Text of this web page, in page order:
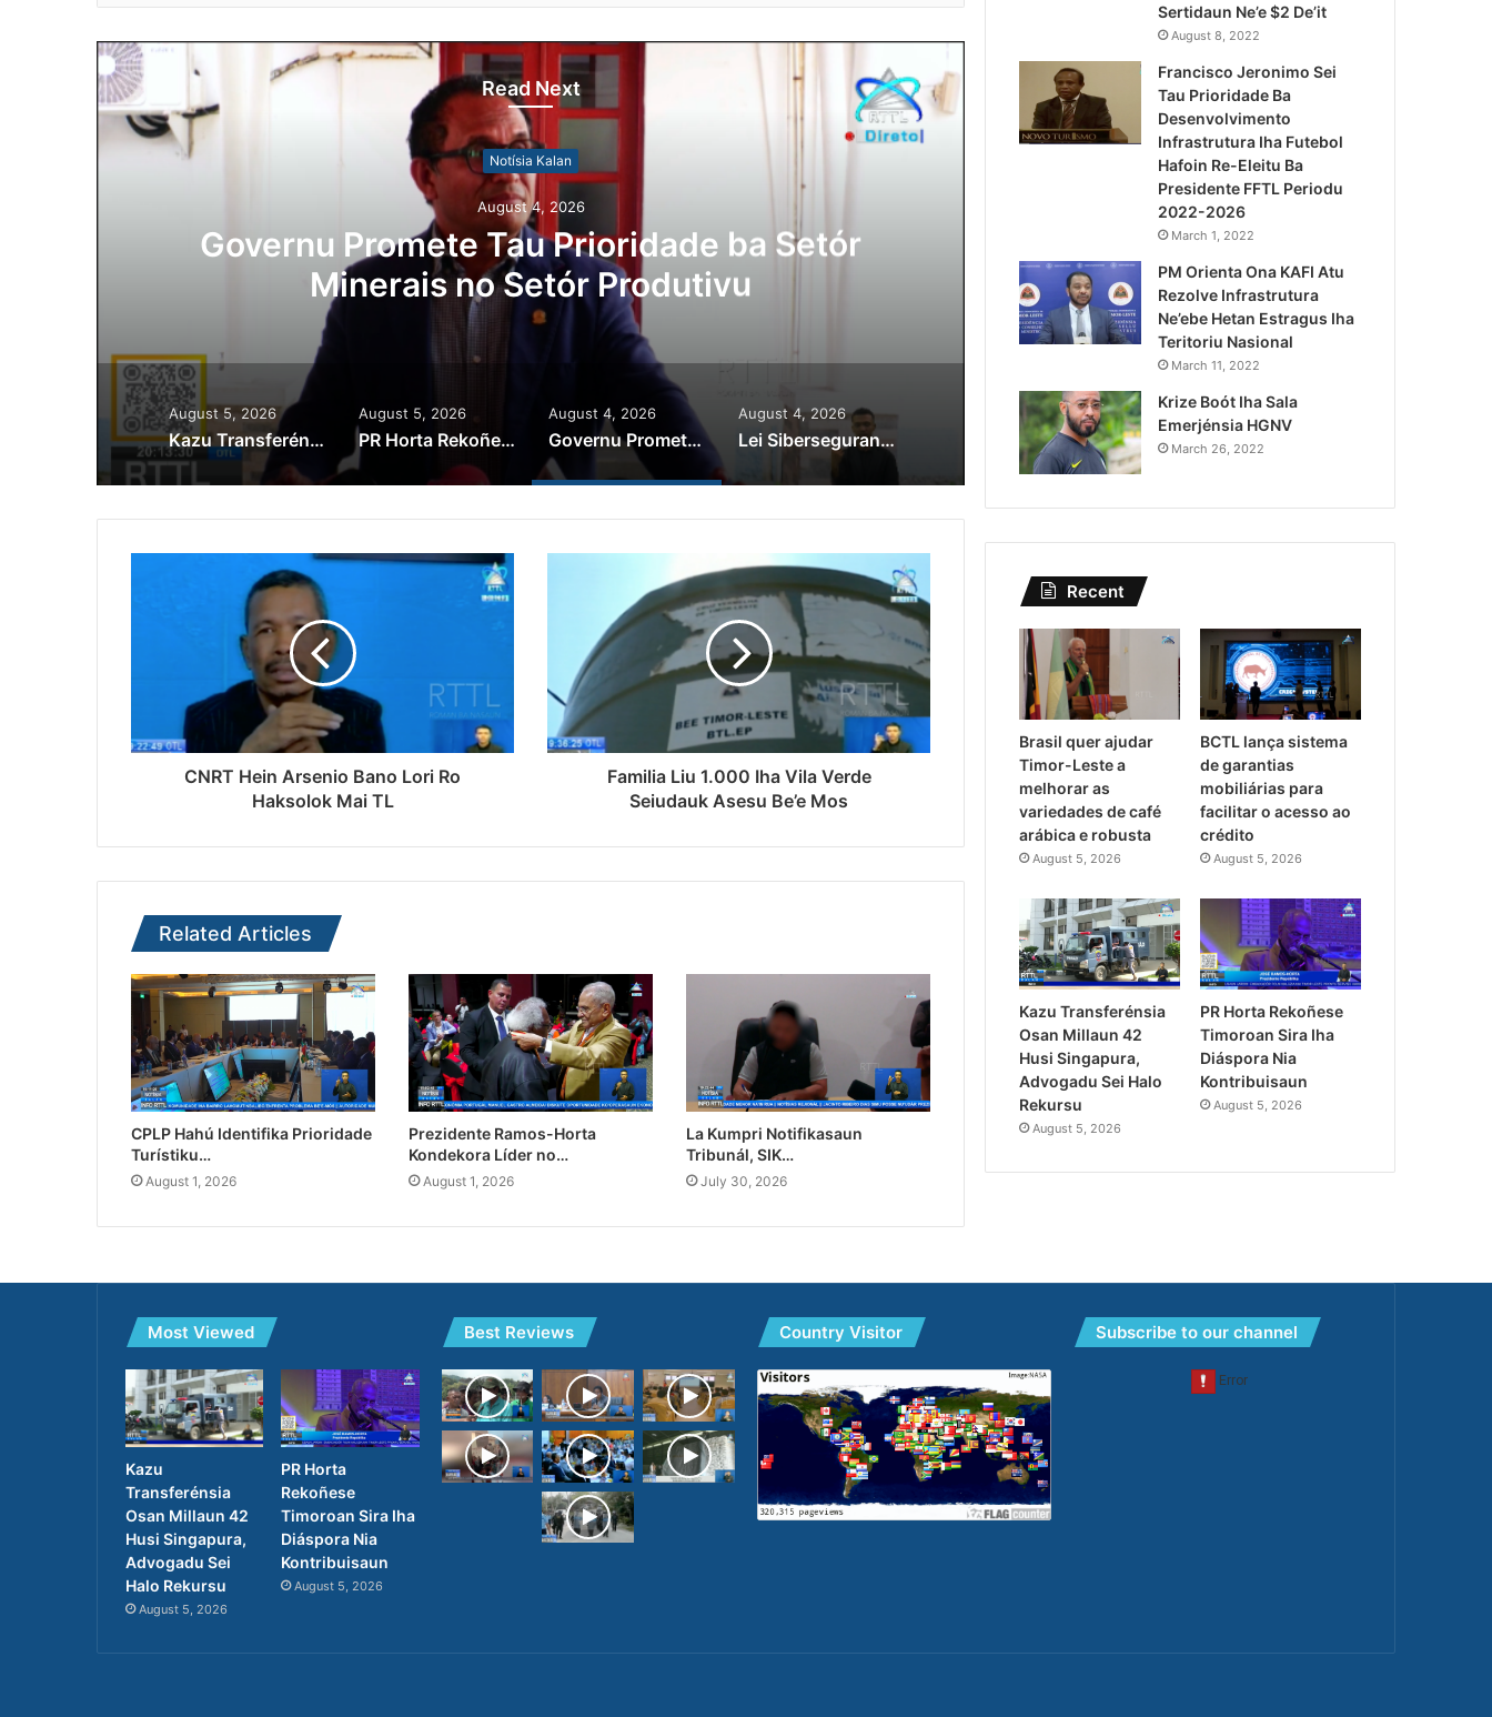
Read Next
Notísia Kalan
August 4, 2026
Lei Siberseguransa Ajuda Autoridade Polisiál
Kaptura Autór Kriminozu ho Paradeiru Iha
Estranjeiru
Kazu Transferénsia
Singapura, Advogadu
August 5, 2026
Kazu Transferénsia Osan Millaun 42 Husi Singapura, Advogadu Sei Halo Rekursu
August 5, 2026
PR Horta Rekoñese Timoroan Sira Iha Diáspora Nia Kontribuisaun
August 4, 2026
Governu Promete Tau Prioridade ba Setór Minerais no Setór Produtivu
August 4, 2026
Lei Siberseguransa Ajuda Autoridade Polisiál Kaptura Autór Kriminozu ho Paradeiru Iha Estranjeiru
CNRT Hein Arsenio Bano Lori Ro
Haksolok Mai TL
Familia Liu 1.000 Iha Vila Verde
Seiudauk Asesu Be’e Mos
Related Articles
CPLP Hahú Identifika Prioridade
Turístiku…
August 1, 2026
Prezidente Ramos-Horta
Kondekora Líder no…
August 1, 2026
La Kumpri Notifikasaun
Tribunál, SIK…
July 30, 2026
Sertidaun Ne’e $2 De’it
August 8, 2022
Francisco Jeronimo Sei
Tau Prioridade Ba
Desenvolvimento
Infrastrutura Iha Futebol
Hafoin Re-Eleitu Ba
Presidente FFTL Periodu
2022-2026
March 1, 2022
PM Orienta Ona KAFI Atu
Rezolve Infrastrutura
Ne’ebe Hetan Estragus Iha
Teritoriu Nasional
March 11, 2022
Krize Boót Iha Sala
Emerjénsia HGNV
March 26, 2022
Recent
Brasil quer ajudar
Timor-Leste a
melhorar as
variedades de café
arábica e robusta
August 5, 2026
BCTL lança sistema
de garantias
mobiliárias para
facilitar o acesso ao
crédito
August 5, 2026
Kazu Transferénsia
Osan Millaun 42
Husi Singapura,
Advogadu Sei Halo
Rekursu
August 5, 2026
PR Horta Rekoñese
Timoroan Sira Iha
Diáspora Nia
Kontribuisaun
August 5, 2026
Most Viewed
Kazu
Transferénsia
Osan Millaun 42
Husi Singapura,
Advogadu Sei
Halo Rekursu
August 5, 2026
PR Horta
Rekoñese
Timoroan Sira Iha
Diáspora Nia
Kontribuisaun
August 5, 2026
Best Reviews Country Visitor Subscribe to our channel